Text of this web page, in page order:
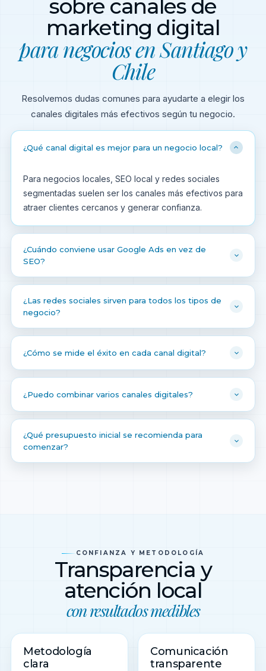
sobre canales de
marketing digital
para negocios en Santiago y
Chile
Resolvemos dudas comunes para ayudarte a elegir los
canales digitales más efectivos según tu negocio.
¿Qué canal digital es mejor para un negocio local?
Para negocios locales, SEO local y redes sociales
segmentadas suelen ser los canales más efectivos para
atraer clientes cercanos y generar confianza.
¿Cuándo conviene usar Google Ads en vez de
SEO?
¿Las redes sociales sirven para todos los tipos de
negocio?
¿Cómo se mide el éxito en cada canal digital?
¿Puedo combinar varios canales digitales?
¿Qué presupuesto inicial se recomienda para
comenzar?
CONFIANZA Y METODOLOGÍA
Transparencia y
atención local
con resultados medibles
Metodología
clara
Comunicación
transparente